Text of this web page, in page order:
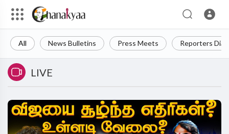
All News Bulletins Press Meets Reporters
LIVE